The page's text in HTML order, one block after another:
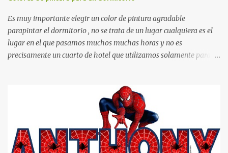
Es muy importante elegir un color de pintura agradable
parapintar el dormitorio , no se trata de un lugar cualquiera es el
lugar en el que pasamos muchos muchas horas y no es
precisamente un cuarto de hotel que utilizamos solamente para
cómodo y también para nuestra vista. Te mostramos algunas
sugerencias que pueden brindar la elegancia y estilo que buscas
para tu dormitorio. El color naranja es una buena opción para
recibir esa luz y felicidad que todo ser humano necesita. El color
blanco es ideal para lograr el relax total, es un color que va con